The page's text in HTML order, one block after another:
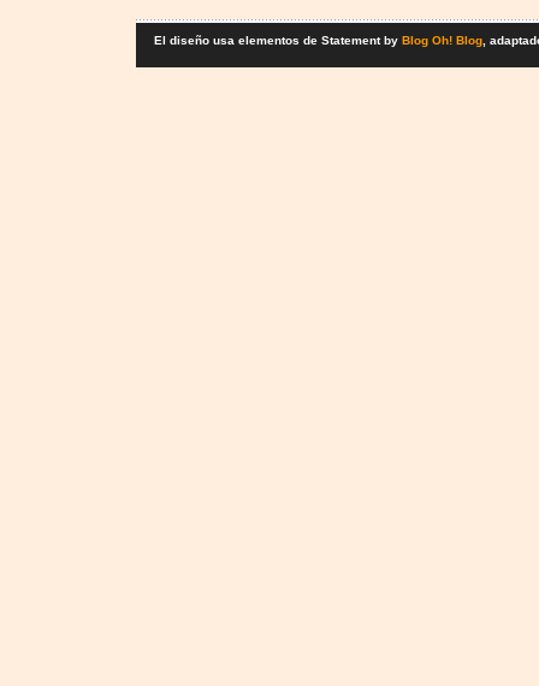
El diseño usa elementos de Statement by Blog Oh! Blog,